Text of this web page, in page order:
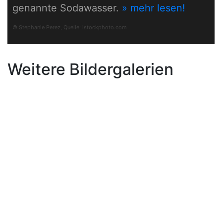
genannte Sodawasser. » mehr lesen!
© Stephanie Perez, Quelle: istockphoto.com
Weitere Bildergalerien